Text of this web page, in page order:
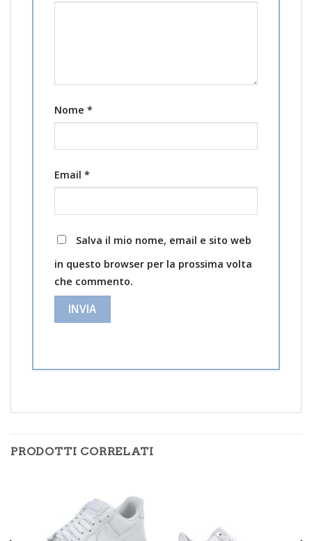
Nome *
Email *
Salva il mio nome, email e sito web
in questo browser per la prossima volta
che commento.
PRODOTTI CORRELATI